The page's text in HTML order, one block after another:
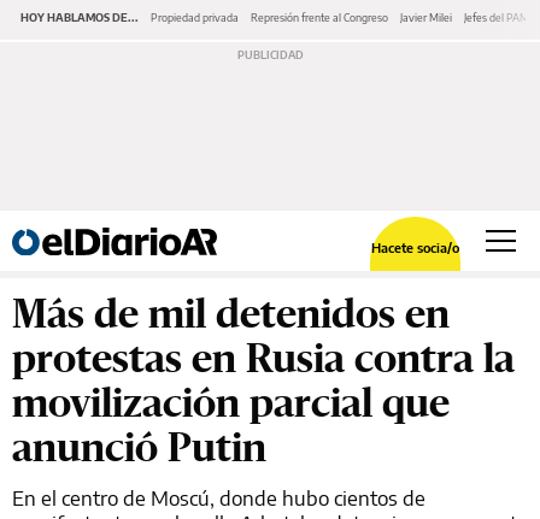
HOY HABLAMOS DE... Propiedad privada Represión frente al Congreso Javier Milei Jefes del PAMI
Hacete socia/o
Más de mil detenidos en
protestas en Rusia contra la
movilización parcial que
anunció Putin
En el centro de Moscú, donde hubo cientos de